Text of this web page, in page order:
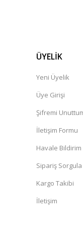
ÜYELİK
Yeni Üyelik
Üye Girişi
Şifremi
İletişim Formu
Havale Bildirim
Sipariş Sorgula
Kargo Takibi
İletişim